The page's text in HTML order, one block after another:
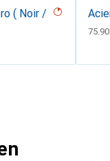
( Noir /
CHF
75.90